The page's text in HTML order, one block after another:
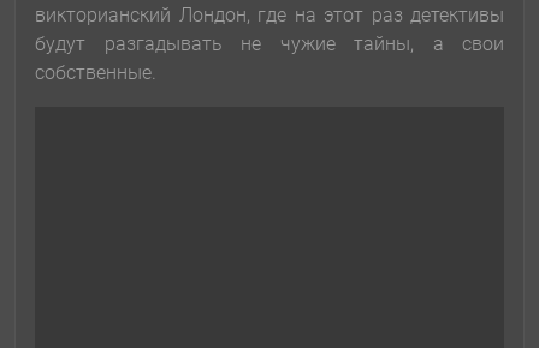
викторианский Лондон, где на этот раз детективы
будут разгадывать не чужие тайны, а свои
собственные.